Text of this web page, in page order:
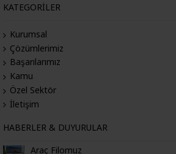
KATEGORILER
Kurumsal
Çözümlerimiz
Başarılarımız
Kamu
Özel Sektör
İletişim
HABERLER & DUYURULAR
Araç Filomuz